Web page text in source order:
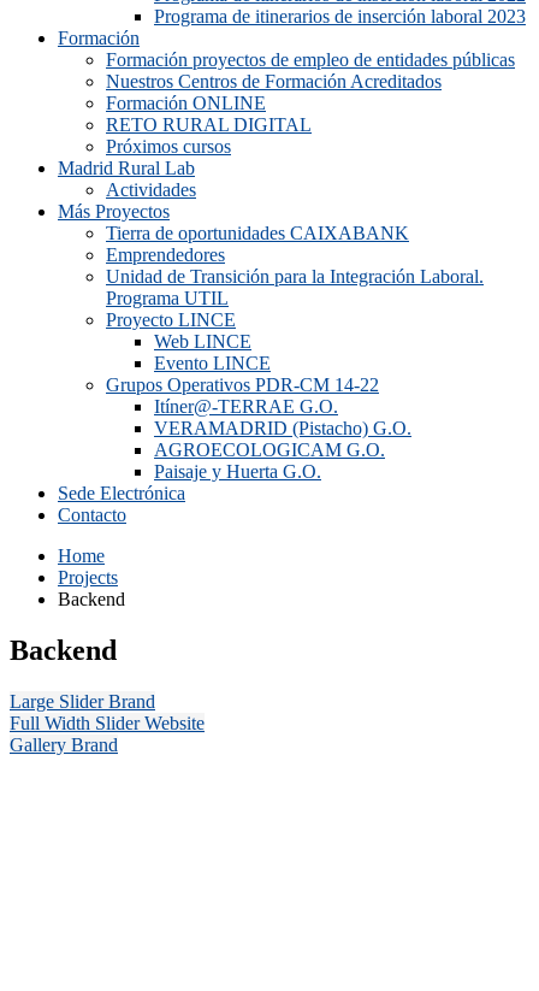
Programa de itinerarios de inserción laboral 2023
Formación
Formación proyectos de empleo de entidades públicas
Nuestros Centros de Formación Acreditados
Formación ONLINE
RETO RURAL DIGITAL
Próximos cursos
Madrid Rural Lab
Actividades
Más Proyectos
Tierra de oportunidades CAIXABANK
Emprendedores
Unidad de Transición para la Integración Laboral.
Programa UTIL
Proyecto LINCE
Web LINCE
Evento LINCE
Grupos Operativos PDR-CM 14-22
Itíner@-TERRAE G.O.
VERAMADRID (Pistacho) G.O.
AGROECOLOGICAM G.O.
Paisaje y Huerta G.O.
Sede Electrónica
Contacto
Home
Projects
Backend
Backend
Large Slider Brand
Full Width Slider Website
Gallery Brand